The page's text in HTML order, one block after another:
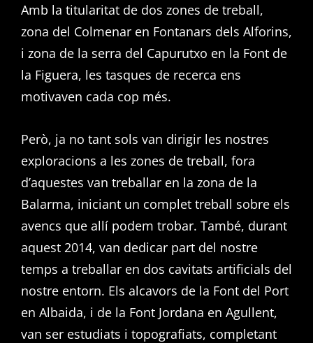
Amb la titularitat de dos zones de treball,
zona del Colmenar en Fontanars dels Alforins,
i zona de la serra del Capurutxo en la Font de
la Figuera, les tasques de recerca ens
motivaven cada cop més.
Però, ja no tant sols van dirigir les nostres
exploracions a les zones de treball, fora
d’aquestes van treballar en la zona de la
Balarma, iniciant un complet treball sobre els
avencs que allí podem trobar. També, durant
aquest 2014, van dedicar part del nostre
temps a treballar en dos cavitats artificials del
nostre entorn. Els alcavors de la Font del Port
en Albaida, i de la Font Jordana en Agullent,
van ser estudiats i topografiats, completant